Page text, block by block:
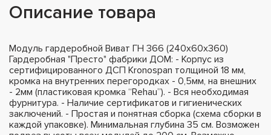
Описание товара
Модуль гардеробной Виват ГН 366 (240х60х360)
Гардеробная "Престо" фабрики ДОМ: - Корпус из
сертифицированного ДСП Kronospan толщиной 18 мм,
кромка на внутренних перегородках - 0,5мм, на внешних
- 2мм (пластиковая кромка “Rehau”). - Вся необходимая
фурнитура. - Наличие сертификатов и гигиенических
заключений. - Простая и понятная сборка (схема сборки в
каждой упаковке). Минимальная глубина 35 см. Возможен